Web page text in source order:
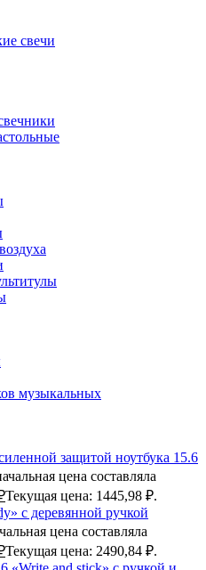
свечи
музыкальных
защитой ноутбука 15.6
цена составляла
Текущая цена: 1445,98 ₽.
с деревянной ручкой
цена составляла
Текущая цена: 2490,84 ₽.